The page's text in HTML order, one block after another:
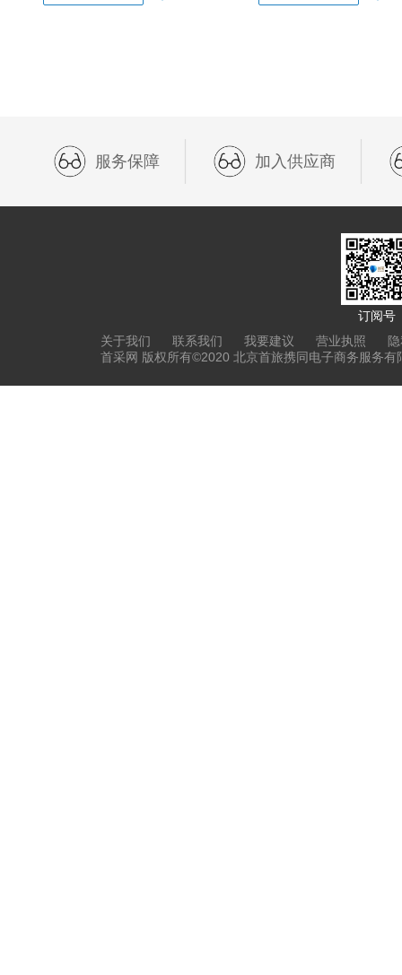
服务保障 加入供应商
订阅号
关于我们
联系我们 我要建议 营业执照
首采网 版权所有©2020 北京首旅携同电子商务服务有